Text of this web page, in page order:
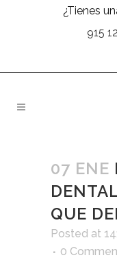
¿Tienes
915
07 ENE
QUE
Posted at
0